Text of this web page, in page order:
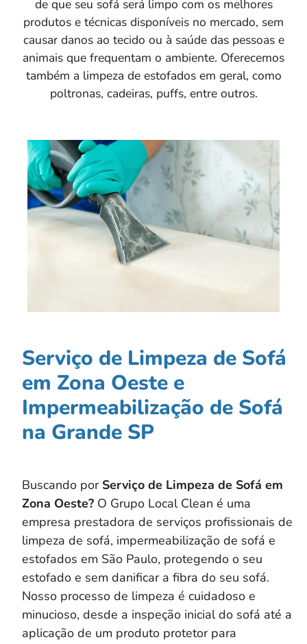
de que seu sofá será limpo com os melhores
produtos e técnicas disponíveis no mercado, sem
causar danos ao tecido ou à saúde das pessoas e
animais que frequentam o ambiente. Oferecemos
também a limpeza de estofados em geral, como
poltronas, cadeiras, puffs, entre outros.
Serviço de Limpeza de Sofá
em Zona Oeste e
Impermeabilização de Sofá
na Grande SP
Buscando por Serviço de Limpeza de Sofá em
Zona Oeste? O Grupo Local Clean é uma
empresa prestadora de serviços profissionais de
limpeza de sofá, impermeabilização de sofá e
estofados em São Paulo, protegendo o seu
estofado e sem danificar a fibra do seu sofá.
Nosso processo de limpeza é cuidadoso e
minucioso, desde a inspeção inicial do sofá até a
aplicação de um produto protetor para